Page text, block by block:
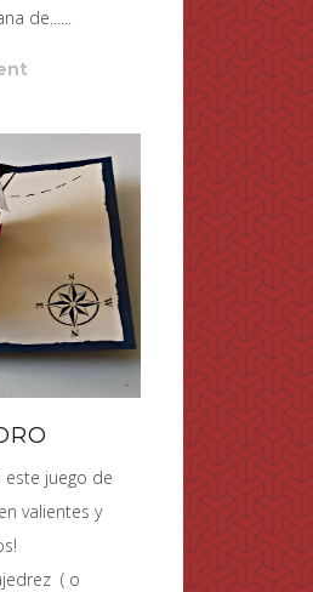
de......
este juego de
valientes y
( o